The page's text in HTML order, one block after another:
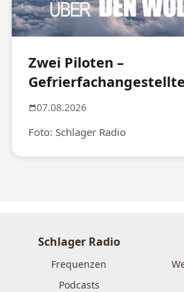
Zwei Piloten –
Gefrierfachangestellte
07.08.2026
Foto: Schlager Radio
Schlager Radio
Frequenzen
Podcasts